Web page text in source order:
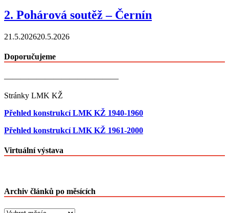
2. Pohárová soutěž – Černín
21.5.202620.5.2026
Doporučujeme
——————————————
Stránky LMK KŽ
Přehled konstrukcí LMK KŽ 1940-1960
Přehled konstrukcí LMK KŽ 1961-2000
Virtuální výstava
Archiv článků po měsících